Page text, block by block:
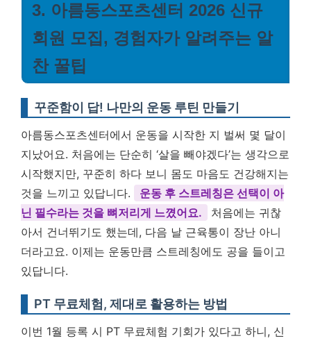
3. 아름동스포츠센터 2026 신규
회원 모집, 경험자가 알려주는 알
찬 꿀팁
꾸준함이 답! 나만의 운동 루틴 만들기
아름동스포츠센터에서 운동을 시작한 지 벌써 몇 달이
지났어요. 처음에는 단순히 ‘살을 빼야겠다’는 생각으로
시작했지만, 꾸준히 하다 보니 몸도 마음도 건강해지는
것을 느끼고 있답니다.
운동 후 스트레칭은 선택이 아
닌 필수라는 것을 뼈저리게 느꼈어요.
처음에는 귀찮
아서 건너뛰기도 했는데, 다음 날 근육통이 장난 아니
더라고요. 이제는 운동만큼 스트레칭에도 공을 들이고
있답니다.
PT 무료체험, 제대로 활용하는 방법
이번 1월 등록 시 PT 무료체험 기회가 있다고 하니, 신